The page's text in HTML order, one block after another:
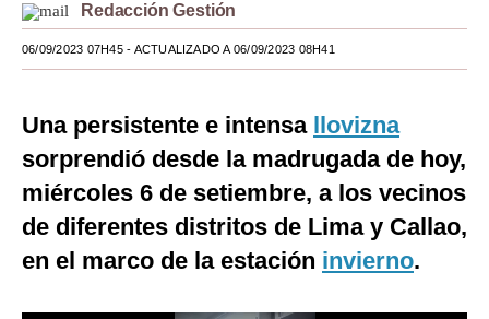
Viajes
Moda
Mundo
EEUU
Redacción Gestión
06/09/2023 07H45- ACTUALIZADO A 06/09/2023 08H41
Una persistente e intensa llovizna
sorprendió desde la madrugada de hoy,
miércoles 6 de setiembre, a los vecinos
de diferentes distritos de Lima y Callao,
en el marco de la estación invierno.